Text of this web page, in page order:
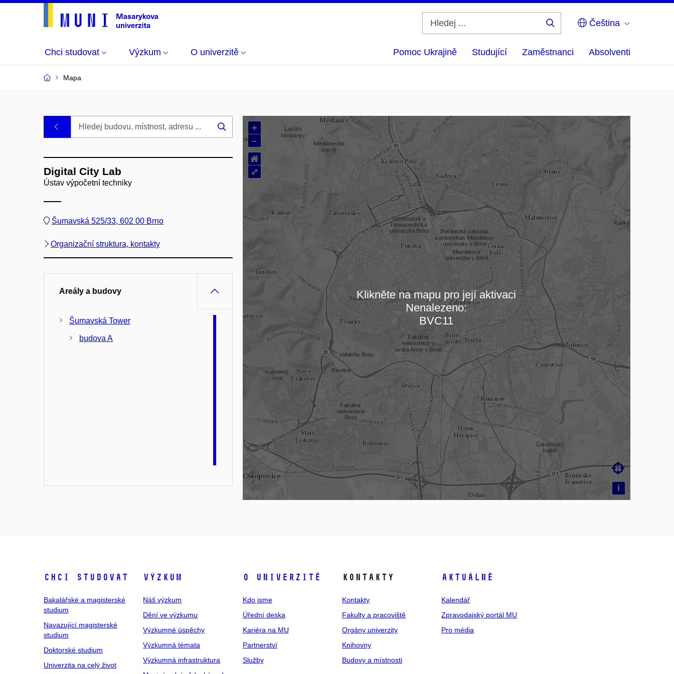
Čeština
Chci studovat Výzkum O univerzitě Pomoc Ukrajině Studující Zaměstnanci Absolventi
Mapa
Budovy
místnosti
Načítám mapu…
+
–
i

⌂
⤢
Klikněte na mapu pro její aktivaci
Nenalezeno:
BVC11
Hledej
Digital City Lab
Ústav výpočetní techniky
Šumavská 525/33, 602 00 Brno
Organizační struktura, kontakty
Areály a budovy
Šumavská Tower
budova A
Chci studovat
Bakalářské a magisterské
studium
Navazující magisterské
studium
Doktorské studium
Univerzita na celý život
Výzkum
Náš výzkum
Dění ve výzkumu
Výzkumné úspěchy
Výzkumná témata
Výzkumná infrastruktura
O univerzitě
Kdo jsme
Úřední deska
Kariéra na MU
Partnerství
Služby
Kontakty
Kontakty
Fakulty a pracoviště
Orgány univerzity
Knihovny
Budovy a místnosti
Aktuálně
Kalendář
Zpravodajský portál MU
Pro média